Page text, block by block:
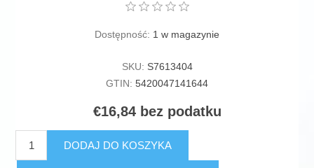
Dostępność: 1 w magazynie
SKU: S7613404
GTIN: 5420047141644
€16,84 bez podatku
DODAJ DO KOSZYKA